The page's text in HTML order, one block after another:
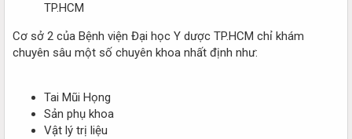
TP.HCM
Cơ sở 2 của Bệnh viện Đại học Y dược TP.HCM chỉ khám
chuyên sâu một số chuyên khoa nhất định như:
Tai Mũi Họng
Sản phụ khoa
Vật lý trị liệu